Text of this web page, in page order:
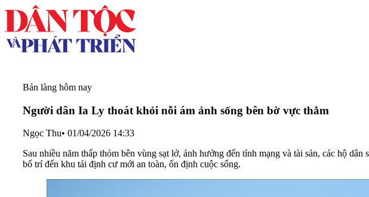
Bản làng hôm nay
Người dân Ia Ly thoát khỏi nỗi ám ảnh sống bên bờ vực thẳm
Ngọc Thu• 01/04/2026 14:33
Sau nhiều năm thấp thỏm bên vùng sạt lở, ảnh hưởng đến tính mạng và tài sản, các hộ
bố trí đến khu tái định cư mới an toàn, ổn định cuộc sống.